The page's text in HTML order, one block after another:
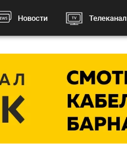
Новости Телеканал